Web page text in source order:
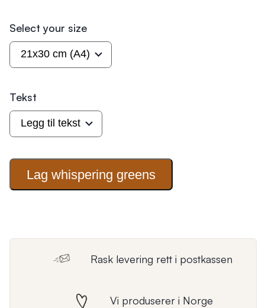
Select your size
Tekst
Lag whispering greens
Rask levering rett i postkassen
Vi produserer i Norge